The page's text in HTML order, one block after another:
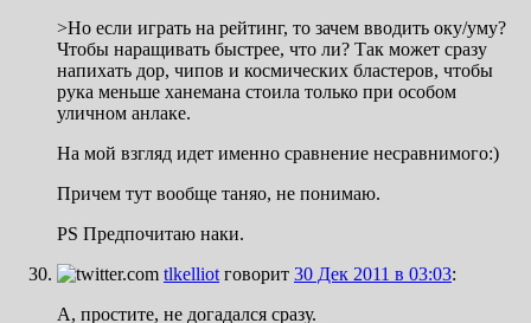
>Но если играть на рейтинг, то зачем вводить оку/уму?
Чтобы наращивать быстрее, что ли? Так может сразу
напихать дор, чипов и космических бластеров, чтобы
рука меньше ханемана стоила только при особом
уличном анлаке.
На мой взгляд идет именно сравнение несравнимого:)
Причем тут вообще таняо, не понимаю.
PS Предпочитаю наки.
tlkelliot говорит 30 Дек 2011 в 03:03:
А, простите, не догадался сразу.